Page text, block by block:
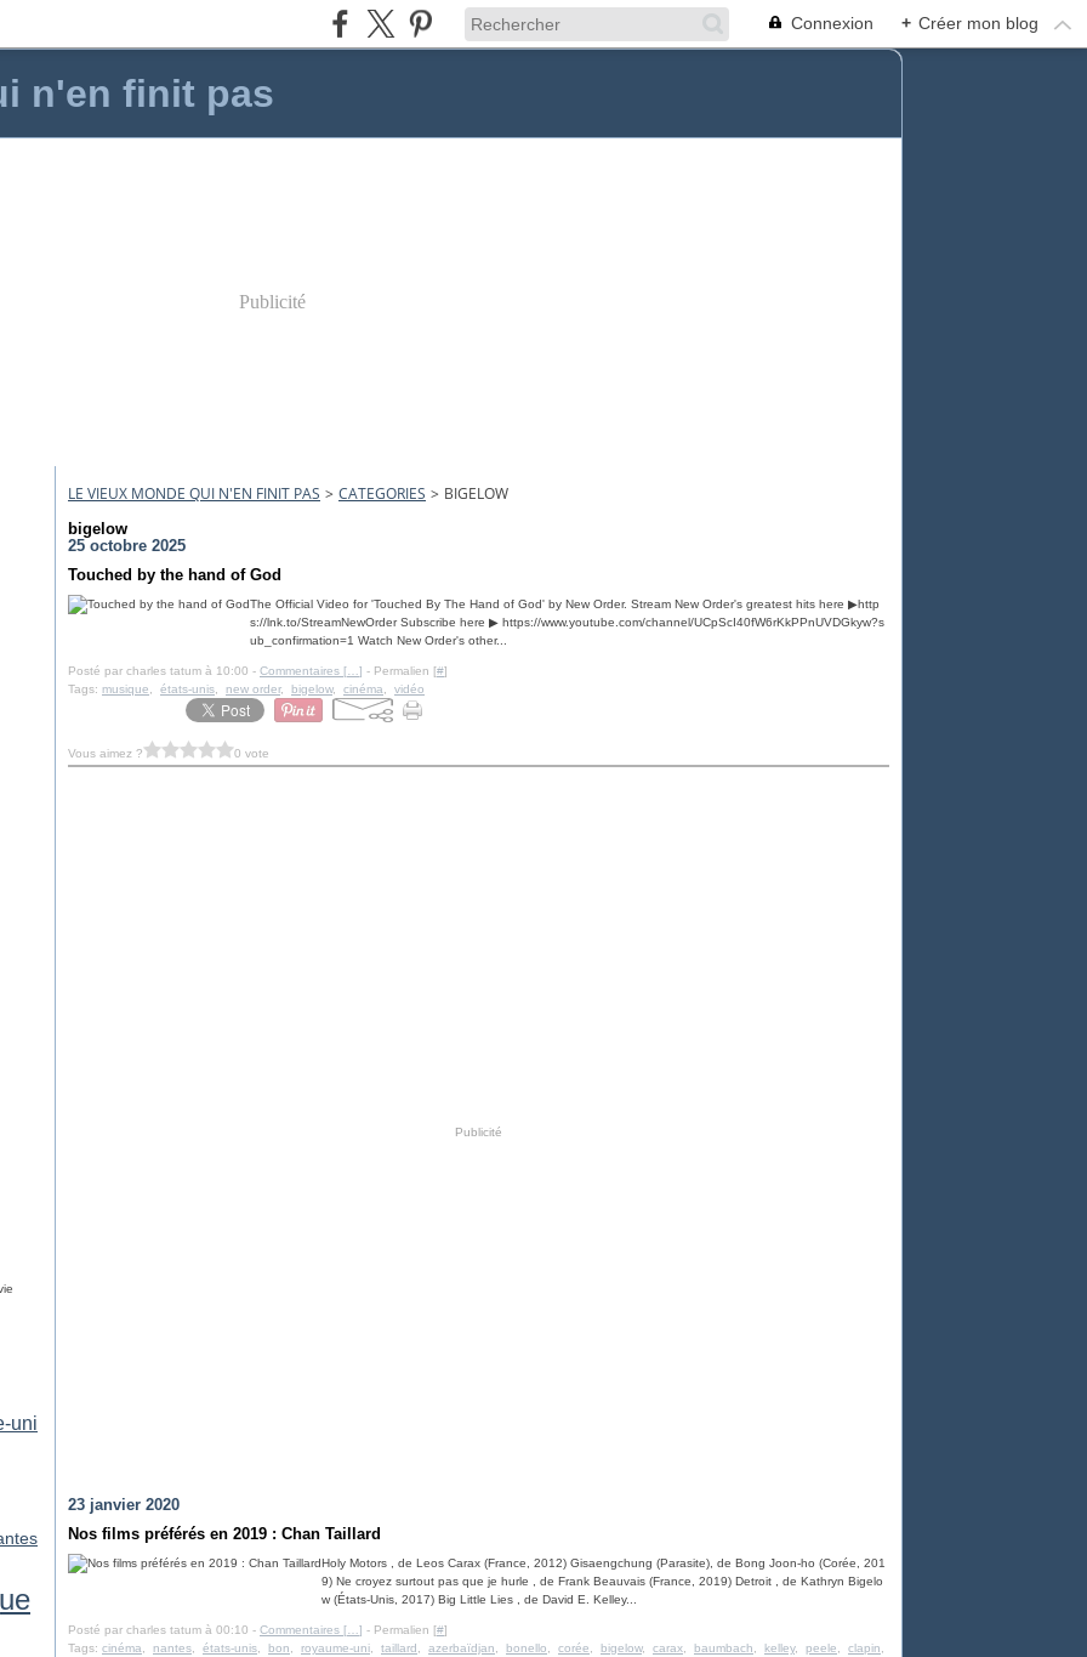
Connexion + Créer mon blog
n'en finit pas
Publicité
uni
LE VIEUX MONDE QUI N'EN FINIT PAS > CATEGORIES > BIGELOW
bigelow
25 octobre 2025
Touched by the hand of God
The Official Video for 'Touched By The Hand of God' by New Order. Stream New Order's greatest hits here ▶http
s://lnk.to/StreamNewOrder Subscribe here ▶ https://www.youtube.com/channel/UCpScI40fW6rKkPPnUVDGkyw?s
ub_confirmation=1 Watch New Order's other...
Posté par charles tatum à 10:00 - Commentaires [ ] - Permalien [#]
Tags: musique états-unis new order, bigelow, cinéma vidéo
Vous aimez ? 0 vote
Publicité
23 janvier 2020
Nos films préférés en 2019 : Chan Taillard
Holy Motors , de Leos Carax (France, 2012) Gisaengchung (Parasite), de Bong Joon-ho (Corée, 201
9) Ne croyez surtout pas que je hurle , de Frank Beauvais (France, 2019) Detroit , de Kathryn Bigelo
w (États-Unis, 2017) Big Little Lies , de David E. Kelley...
Posté par charles tatum à 00:10 - Commentaires [ ] - Permalien [#]
Tags: cinéma nantes états-unis bon royaume-uni taillard azerbaïdjan bonello corée bigelow, carax baumbach kelley, peele clapin